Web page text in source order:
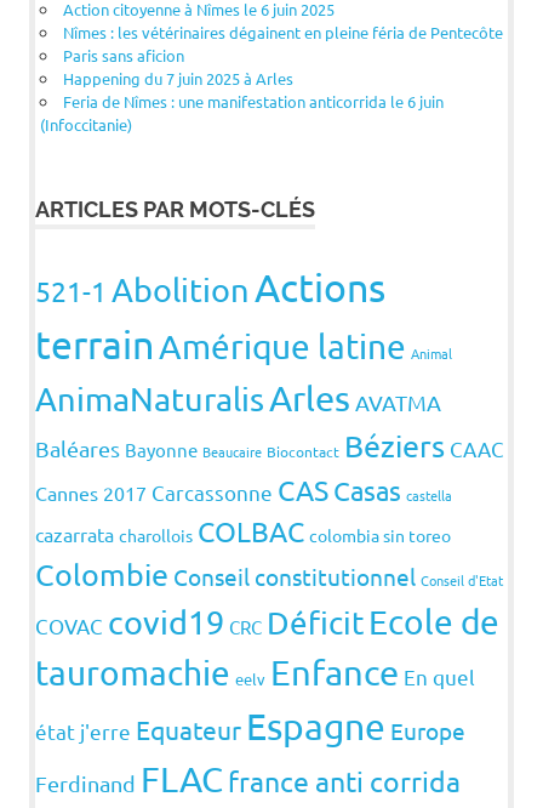
Action citoyenne à Nîmes le 6 juin 2025
Nîmes : les vétérinaires dégainent en pleine féria de Pentecôte
Paris sans aficion
Happening du 7 juin 2025 à Arles
Feria de Nîmes : une manifestation anticorrida le 6 juin
(Infoccitanie)
ARTICLES PAR MOTS-CLÉS
521-1 AbolitionActions
terrainAmérique latine Animal
AnimaNaturalisArles AVATMA
Baléares Bayonne Beaucaire Biocontact Béziers CAAC
Cannes 2017 Carcassonne CASCasas castella
cazarrata charollois COLBAC colombia sin toreo
Colombie Conseil constitutionnel Conseil d'Etat
COVAC covid19 CRC DéficitEcole de
tauromachie eelv Enfance En quel
état j'erre Equateur Espagne Europe
Ferdinand FLAC france anti corrida